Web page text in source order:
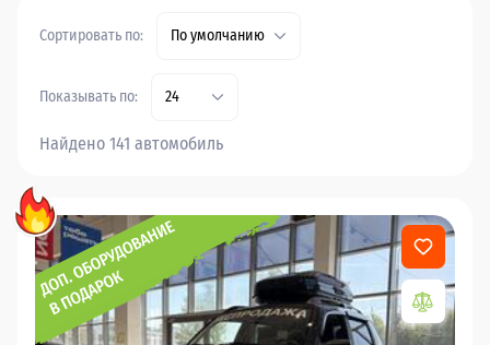
Сортировать по: По умолчанию
Показывать по: 24
Найдено 141 автомобиль